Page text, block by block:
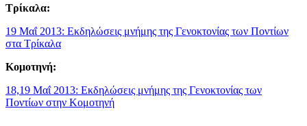
Τρίκαλα:
19 Μαΐ 2013: Εκδηλώσεις μνήμης της Γενοκτονίας των Ποντίων
στα Τρίκαλα
Κομοτηνή:
18,19 Μαΐ 2013: Εκδηλώσεις μνήμης της Γενοκτονίας των
Ποντίων στην Κομοτηνή